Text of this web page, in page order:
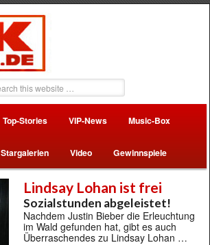
Top-Stories VIP-News Music-Box
Stargalerien Video Gewinnspiele
Lindsay Lohan ist frei
Sozialstunden abgeleistet!
Nachdem Justin Bieber die Erleuchtung
im Wald gefunden hat, gibt es auch
Überraschendes zu Lindsay Lohan …